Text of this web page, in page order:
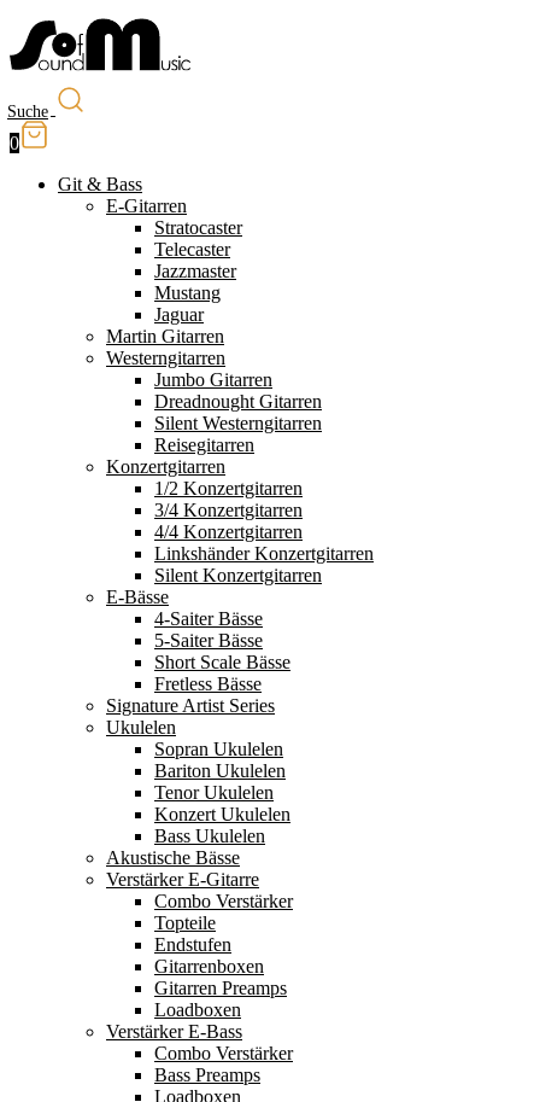
Suche
0
Git & Bass
E-Gitarren
Stratocaster
Telecaster
Jazzmaster
Mustang
Jaguar
Martin Gitarren
Westerngitarren
Jumbo Gitarren
Dreadnought Gitarren
Silent Westerngitarren
Reisegitarren
Konzertgitarren
1/2 Konzertgitarren
3/4 Konzertgitarren
4/4 Konzertgitarren
Linkshänder Konzertgitarren
Silent Konzertgitarren
E-Bässe
4-Saiter Bässe
5-Saiter Bässe
Short Scale Bässe
Fretless Bässe
Signature Artist Series
Ukulelen
Sopran Ukulelen
Bariton Ukulelen
Tenor Ukulelen
Konzert Ukulelen
Bass Ukulelen
Akustische Bässe
Verstärker E-Gitarre
Combo Verstärker
Topteile
Endstufen
Gitarrenboxen
Gitarren Preamps
Loadboxen
Verstärker E-Bass
Combo Verstärker
Bass Preamps
Loadboxen